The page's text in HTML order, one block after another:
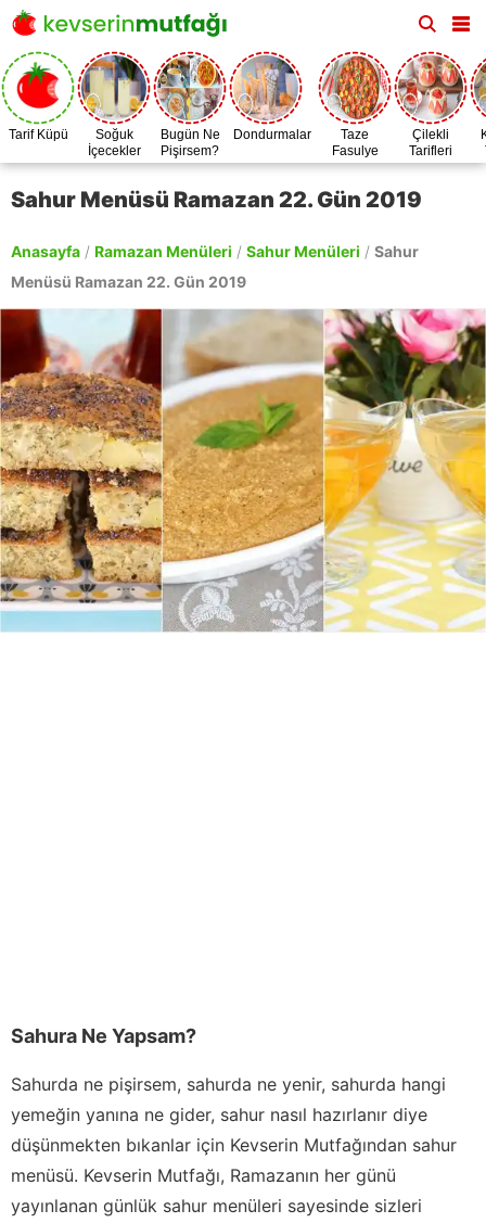
Tarif Küpü
Soğuk
İçecekler
Bugün Ne
Pişirsem?
Dondurmalar
Taze
Fasulye
Zamanı
Çilekli
Tarifleri
Sahur Menüsü Ramazan 22. Gün 2019
Anasayfa / Ramazan Menüleri / Sahur Menüleri / Sahur
Menüsü Ramazan 22. Gün 2019
Sahura Ne Yapsam?
Sahurda ne pişirsem, sahurda ne yenir, sahurda hangi
yemeğin yanına ne gider, sahur nasıl hazırlanır diye
düşünmekten bıkanlar için Kevserin Mutfağından sahur
menüsü. Kevserin Mutfağı, Ramazanın her günü
yayınlanan günlük sahur menüleri sayesinde sizleri